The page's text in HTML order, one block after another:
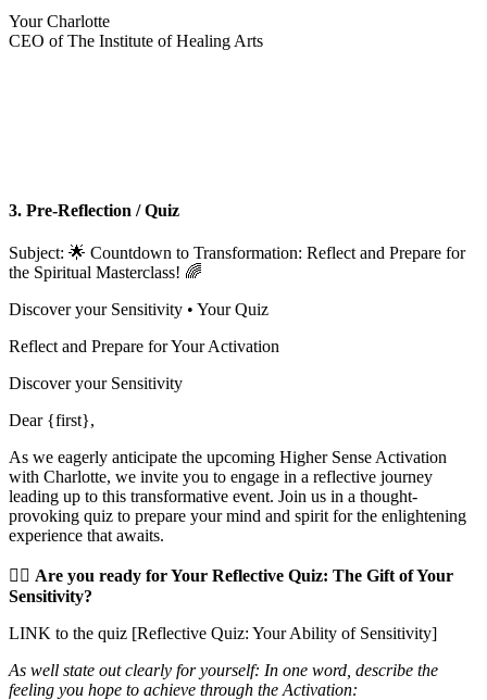
Your Charlotte
CEO of The Institute of Healing Arts
3. Pre-Reflection / Quiz
Subject: 🌟 Countdown to Transformation: Reflect and Prepare for
the Spiritual Masterclass! 🌈
Discover your Sensitivity • Your Quiz
Reflect and Prepare for Your Activation
Discover your Sensitivity
Dear {first},
As we eagerly anticipate the upcoming Higher Sense Activation
with Charlotte, we invite you to engage in a reflective journey
leading up to this transformative event. Join us in a thought-
provoking quiz to prepare your mind and spirit for the enlightening
experience that awaits.
✍🏻 Are you ready for Your Reflective Quiz: The Gift of Your
Sensitivity?
LINK to the quiz [Reflective Quiz: Your Ability of Sensitivity]
As well state out clearly for yourself: In one word, describe the
feeling you hope to achieve through the Activation: